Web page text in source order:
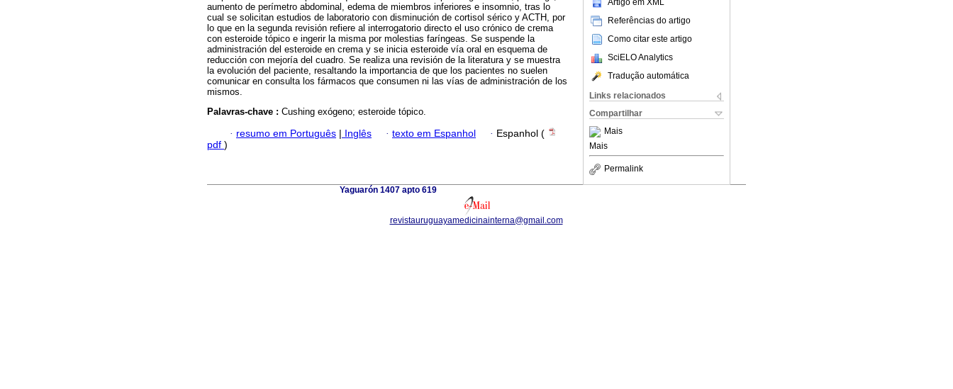
Referências do artigo
Como citar este artigo
SciELO Analytics
Tradução automática
Links relacionados
Compartilhar
Mais
Mais
Permalink
aumento de perímetro abdominal, edema de miembros inferiores e insomnio, tras lo
cual se solicitan estudios de laboratorio con disminución de cortisol sérico y ACTH, por
lo que en la segunda revisión refiere al interrogatorio directo el uso crónico de crema
con esteroide tópico e ingerir la misma por molestias faríngeas. Se suspende la
administración del esteroide en crema y se inicia esteroide vía oral en esquema de
reducción con mejoría del cuadro. Se realiza una revisión de la literatura y se muestra
la evolución del paciente, resaltando la importancia de que los pacientes no suelen
comunicar en consulta los fármacos que consumen ni las vías de administración de los
mismos.
Palavras-chave : Cushing exógeno; esteroide tópico.
· resumo em Português | Inglês · texto em Espanhol · Espanhol (
pdf )
Yaguarón 1407 apto 619
revistauruguayamedicinainterna@gmail.com